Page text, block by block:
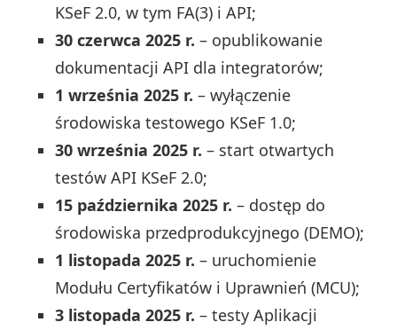
KSeF 2.0, w tym FA(3) i API;
30 czerwca 2025 r. – opublikowanie
dokumentacji API dla integratorów;
1 września 2025 r. – wyłączenie
środowiska testowego KSeF 1.0;
30 września 2025 r. – start otwartych
testów API KSeF 2.0;
15 października 2025 r. – dostęp do
środowiska przedprodukcyjnego (DEMO);
1 listopada 2025 r. – uruchomienie
Modułu Certyfikatów i Uprawnień (MCU);
3 listopada 2025 r. – testy Aplikacji